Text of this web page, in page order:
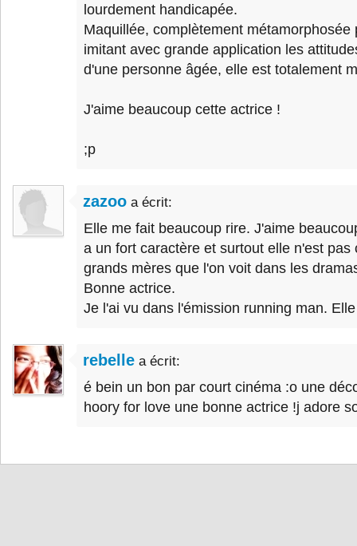
lourdement handicapée.
Maquillée, complètement métamorphosée
imitant avec grande application les
d'une personne âgée, elle est totalement
J'aime beaucoup cette actrice !
;p
zazoo a écrit:
Elle me fait beaucoup rire. J'aime
a un fort caractère et surtout elle n'est pas
grands mères que l'on voit dans les
Bonne actrice.
Je l'ai vu dans l'émission running man.
rebelle a écrit:
é bein un bon par court cinéma :o une
hoory for love une bonne actrice !j adore